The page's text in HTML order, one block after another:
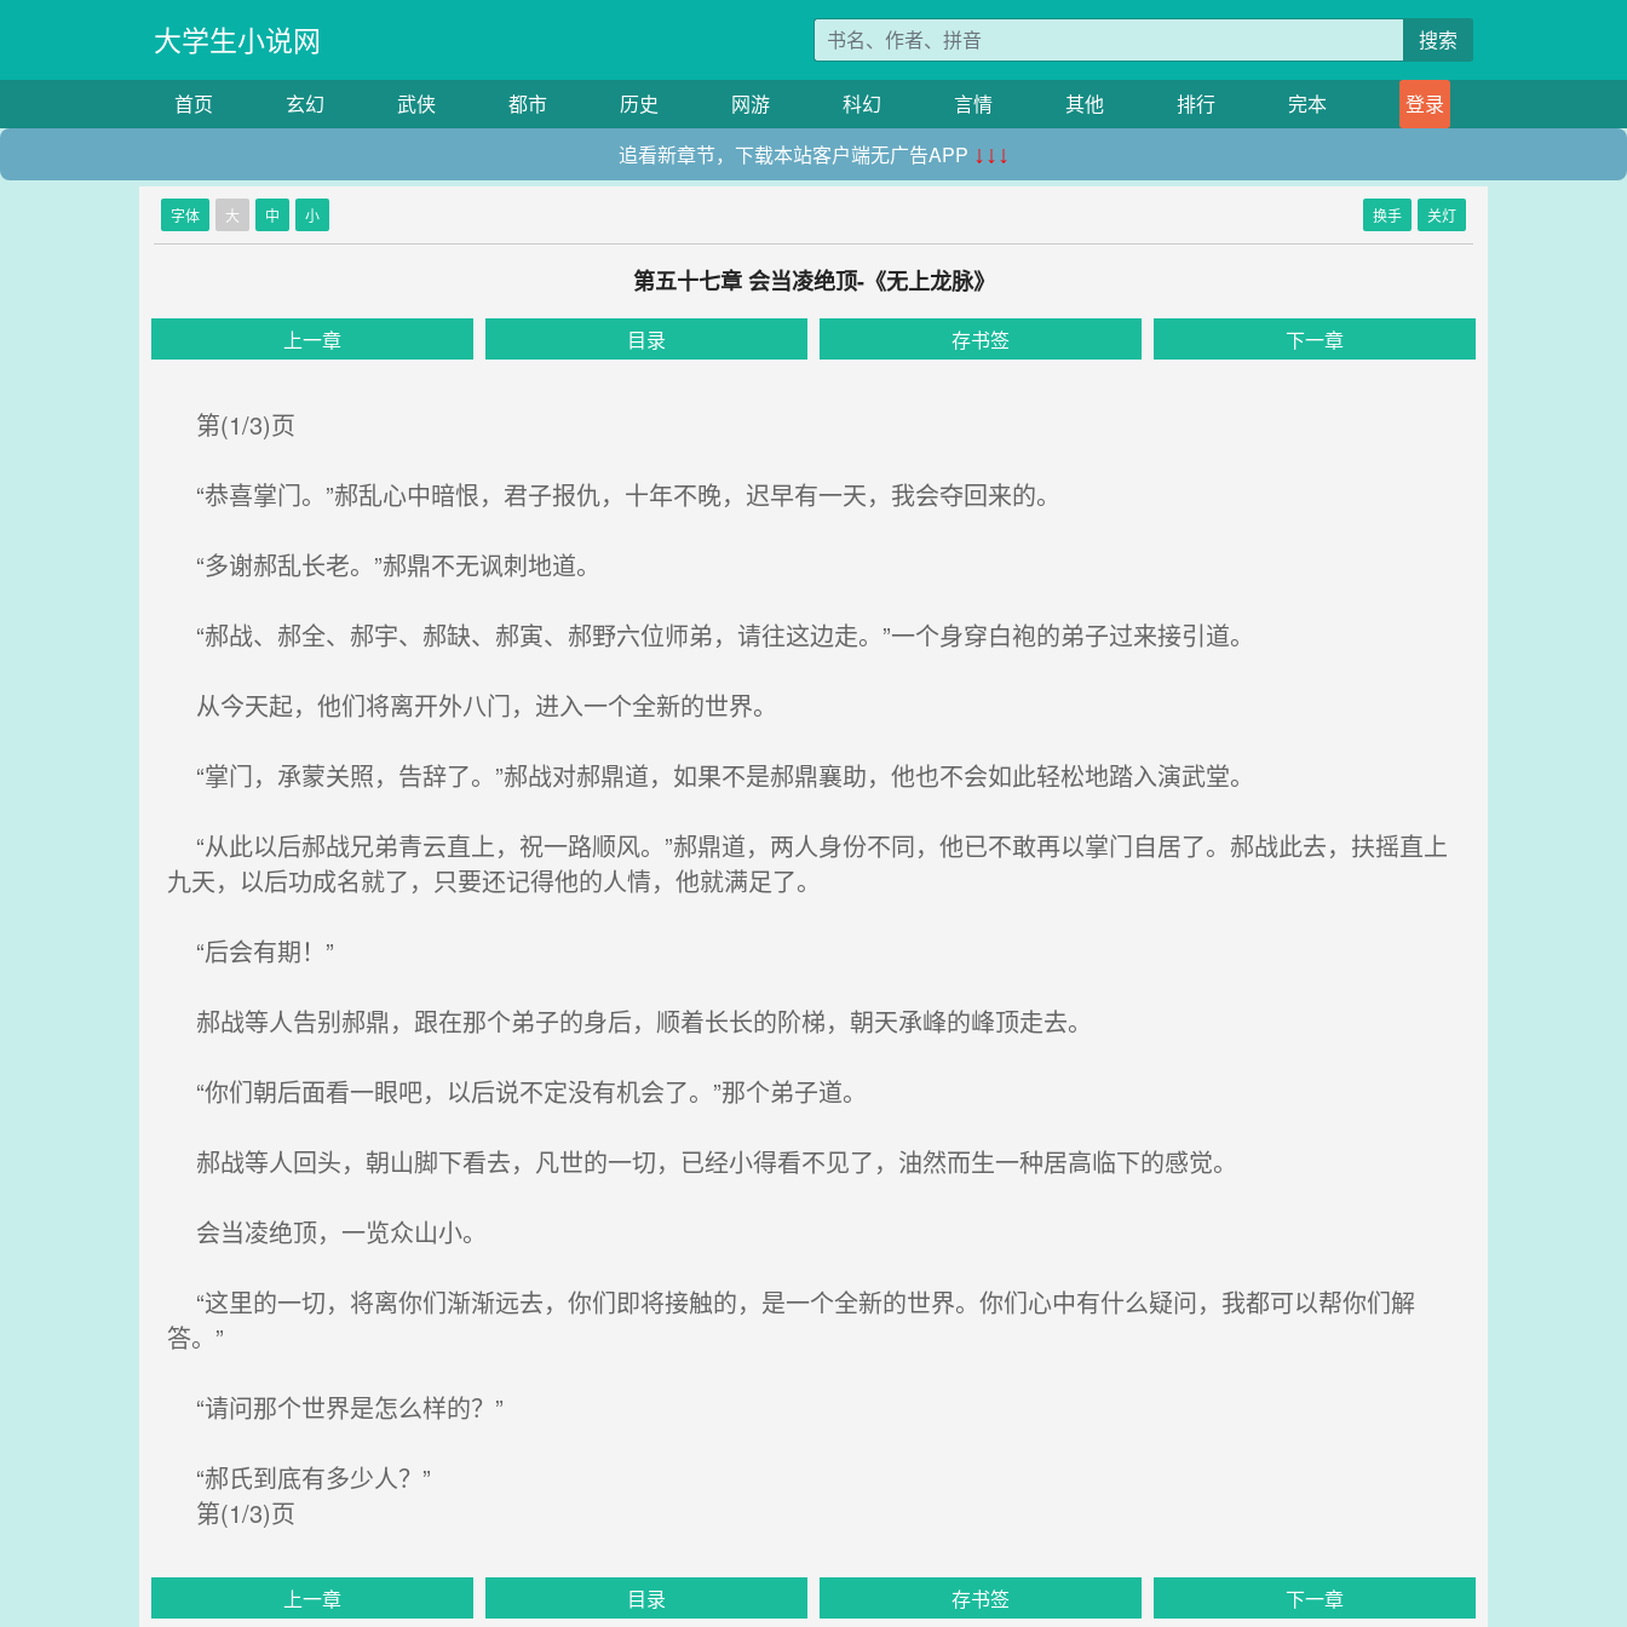
大学生小说网 搜索
首页 玄幻 武侠 都市 历史 网游 科幻 言情 其他 排行 完本
登录
追看新章节，下载本站客户端无广告APP ↓↓↓
字体 大 中 小 换手 关灯
第五十七章 会当凌绝顶-《无上龙脉》
上一章 目录 存书签 下一章
第(1/3)页
“恭喜掌门。”郝乱心中暗恨，君子报仇，十年不晚，迟早有一天，我会夺回来的。
“多谢郝乱长老。”郝鼎不无讽刺地道。
“郝战、郝全、郝宇、郝缺、郝寅、郝野六位师弟，请往这边走。”一个身穿白袍的弟子过来接引道。
从今天起，他们将离开外八门，进入一个全新的世界。
“掌门，承蒙关照，告辞了。”郝战对郝鼎道，如果不是郝鼎襄助，他也不会如此轻松地踏入演武堂。
“从此以后郝战兄弟青云直上，祝一路顺风。”郝鼎道，两人身份不同，他已不敢再以掌门自居了。郝战此去，扶摇直上
九天，以后功成名就了，只要还记得他的人情，他就满足了。
“后会有期！”
郝战等人告别郝鼎，跟在那个弟子的身后，顺着长长的阶梯，朝天承峰的峰顶走去。
“你们朝后面看一眼吧，以后说不定没有机会了。”那个弟子道。
郝战等人回头，朝山脚下看去，凡世的一切，已经小得看不见了，油然而生一种居高临下的感觉。
会当凌绝顶，一览众山小。
“这里的一切，将离你们渐渐远去，你们即将接触的，是一个全新的世界。你们心中有什么疑问，我都可以帮你们解
答。”
“请问那个世界是怎么样的？”
“郝氏到底有多少人？”
第(1/3)页
上一章 目录 存书签 下一章